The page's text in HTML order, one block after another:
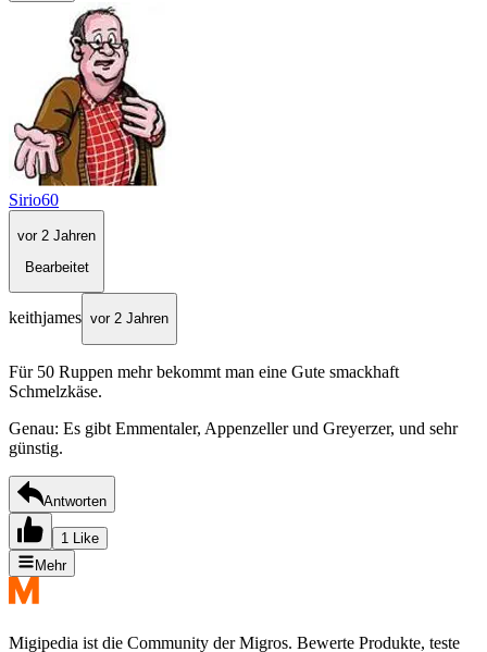
Sirio60
vor 2 Jahren
Bearbeitet
keithjames vor 2 Jahren
Für 50 Ruppen mehr bekommt man eine Gute smackhaft
Schmelzkäse.
Genau: Es gibt Emmentaler, Appenzeller und Greyerzer, und sehr
günstig.
Antworten
1 Like
Mehr
Migipedia ist die Community der Migros. Bewerte Produkte, teste